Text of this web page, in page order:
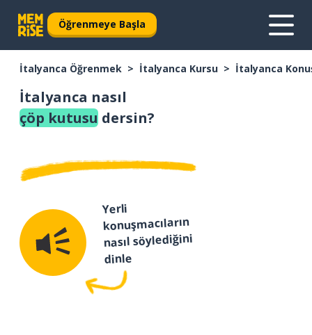
Öğrenmeye Başla
İtalyanca Öğrenmek İtalyanca Kursu İtalyanca
İtalyanca nasıl
çöp kutusu dersin?
Yerli
konuşmacıların
nasıl söylediğini
dinle